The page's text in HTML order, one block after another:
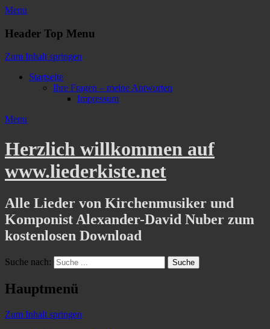
Menu
Header Top Menu
Zum Inhalt springen
Startseite
Ihre Fragen – meine Antworten
Impressum
Menu
Herzlich willkommen auf
www.liederkiste.net
Alle Lieder von Kirchenmusiker und
Komponist Alexander-David Nuber zum
kostenlosen Download
Suche nach:
Hauptmenü
Zum Inhalt springen